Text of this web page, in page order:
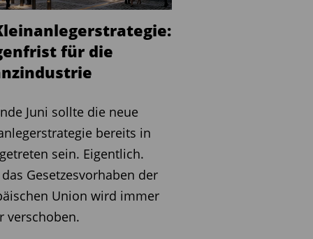
für die
Juni sollte die neue
bereits in
sein. Eigentlich.
Gesetzesvorhaben der
Union wird immer
verschoben.